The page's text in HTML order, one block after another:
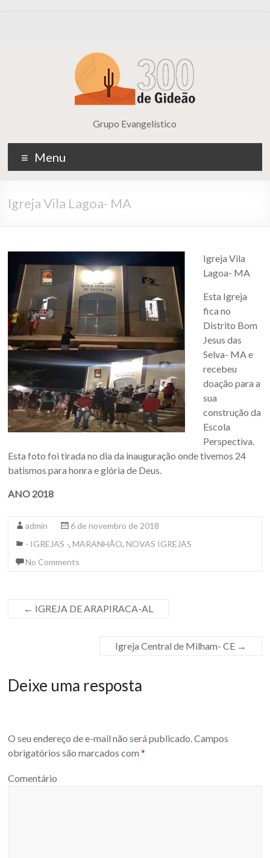
Grupo Evangelístico
Menu
Igreja Vila Lagoa- MA
Igreja Vila
Lagoa- MA
Esta Igreja
fica no
Distrito Bom
Jesus das
Selva- MA e
recebeu
doação para a
sua
construção da
Escola
Perspectiva.
Esta foto foi tirada no dia da inauguração onde tivemos 24
batismos para honra e glória de Deus.
ANO 2018
admin
6 de novembro de 2018
- IGREJAS -,MARANHÃO,NOVAS IGREJAS
No Comments
← IGREJA DE ARAPIRACA-AL
Igreja Central de Milham- CE →
Deixe uma resposta
O seu endereço de e-mail não será publicado.Campos
obrigatórios são marcados com*
Comentário